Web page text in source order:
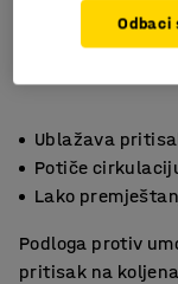
Ublažava
Potiče
Lako
Podloga protiv
pritisak na
Odbaci